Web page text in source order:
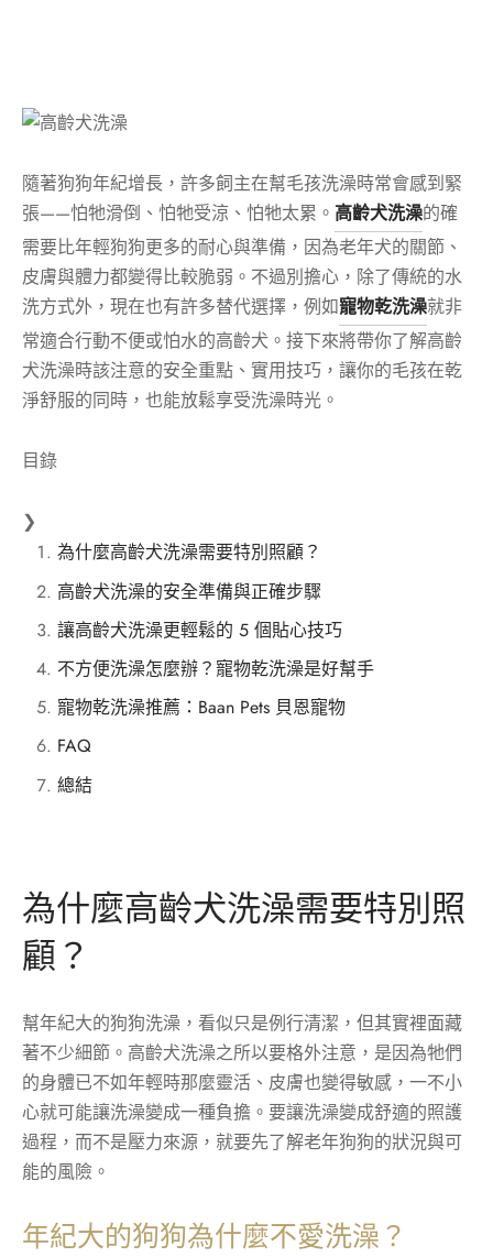
隨著狗狗年紀增長，許多飼主在幫毛孩洗澡時常會感到緊
張——怕牠滑倒、怕牠受涼、怕牠太累。 高齡犬洗澡的確
需要比年輕狗狗更多的耐心與準備，因為老年犬的關節、
皮膚與體力都變得比較脆弱。不過別擔心，除了傳統的水
洗方式外，現在也有許多替代選擇，例如寵物乾洗澡就非
常適合行動不便或怕水的高齡犬。接下來將帶你了解高齡
犬洗澡時該注意的安全重點、實用技巧，讓你的毛孩在乾
淨舒服的同時，也能放鬆享受洗澡時光。
目錄
❯
為什麼高齡犬洗澡需要特別照顧？
高齡犬洗澡的安全準備與正確步驟
讓高齡犬洗澡更輕鬆的 5 個貼心技巧
不方便洗澡怎麼辦？寵物乾洗澡是好幫手
寵物乾洗澡推薦：Baan Pets 貝恩寵物
FAQ
總結
為什麼高齡犬洗澡需要特別照
顧？
幫年紀大的狗狗洗澡，看似只是例行清潔，但其實裡面藏
著不少細節。高齡犬洗澡之所以要格外注意，是因為牠們
的身體已不如年輕時那麼靈活、皮膚也變得敏感，一不小
心就可能讓洗澡變成一種負擔。要讓洗澡變成舒適的照護
過程，而不是壓力來源，就要先了解老年狗狗的狀況與可
能的風險。
年紀大的狗狗為什麼不愛洗澡？